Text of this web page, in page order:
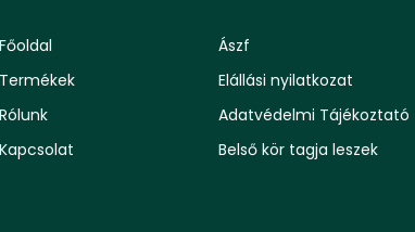
Főoldal
Termékek
Rólunk
Kapcsolat
Ászf
Elállási nyilatkozat
Adatvédelmi Tájékoztató
Belső kör tagja leszek